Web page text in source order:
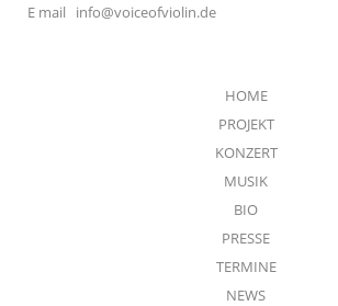
E mail info@voiceofviolin.de
HOME
PROJEKT
KONZERT
MUSIK
BIO
PRESSE
TERMINE
NEWS